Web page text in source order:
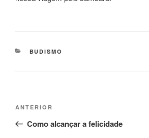
BUDISMO
ANTERIOR
Como alcançar a felicidade